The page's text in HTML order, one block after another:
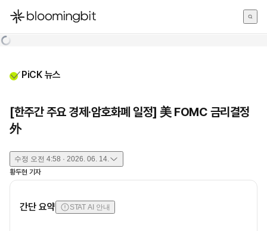
한국어
PiCK 뉴스
[한주간 주요 경제·암호화폐 일정] 美 FOMC 금리결정
外
수정 오전 4:58 · 2026. 06. 14.
황두현 기자
간단 요약 STAT AI 안내